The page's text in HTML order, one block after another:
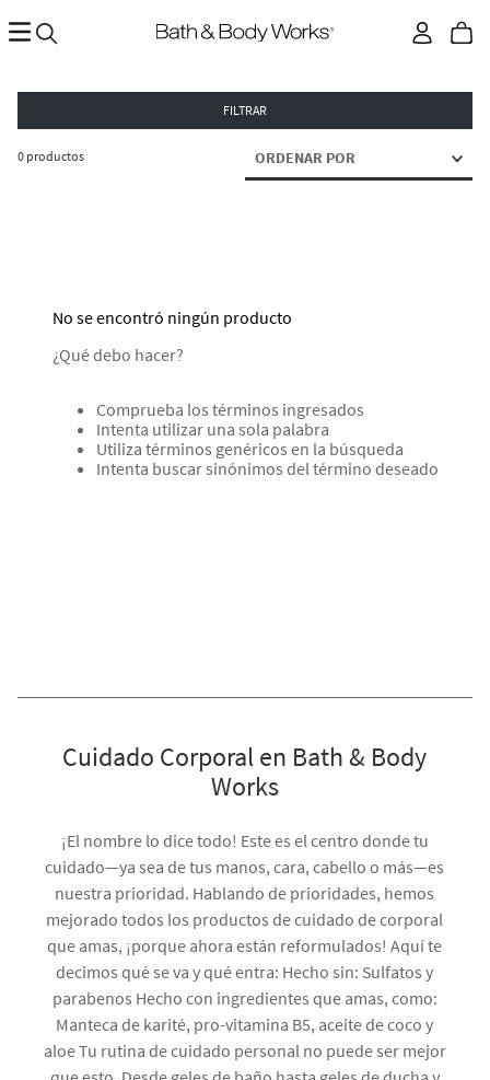
FILTRAR
0 productos ORDENAR POR
No se encontró ningún producto
¿Qué debo hacer?
Comprueba los términos ingresados
Intenta utilizar una sola palabra
Utiliza términos genéricos en la búsqueda
Intenta buscar sinónimos del término deseado
Cuidado Corporal en Bath & Body
Works
¡El nombre lo dice todo! Este es el centro donde tu
cuidado—ya sea de tus manos, cara, cabello o más—es
nuestra prioridad. Hablando de prioridades, hemos
mejorado todos los productos de cuidado de corporal
que amas, ¡porque ahora están reformulados! Aquí te
decimos qué se va y qué entra: Hecho sin: Sulfatos y
parabenos Hecho con ingredientes que amas, como:
Manteca de karité, pro-vitamina B5, aceite de coco y
aloe Tu rutina de cuidado personal no puede ser mejor